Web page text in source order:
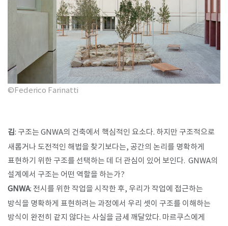
©Federico Farinatti
김: 구조는 GNWA의 건축에서 핵심적인 요소다. 하지만 구조적으로
새롭거나 도전적인 해법을 찾기보다는, 공간의 논리를 명확하게
표현하기 위한 구조를 선택하는 데 더 관심이 있어 보인다. GNWA의
설계에서 구조는 어떤 역할을 하는가?
GNWA: 전시를 위한 작업을 시작한 후, 우리가 작업에 접근하는
방식을 명확하게 표현하려는 과정에서 우리 셋이 구조를 이해하는
방식이 완전히 같지 않다는 사실을 금세 깨달았다. 마르쿠스에게